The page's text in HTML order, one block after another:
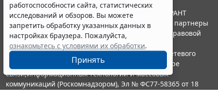
работоспособности сайта, статистических
исследований и обзоров. Вы можете
запретить обработку указанных данных в
настройках браузера. Пожалуйста,
ознакомьтесь с условиями их обработки.
Принять
© ООО "НПП "ГАРАНТ-СЕРВИС", 2026. Система ГАРАНТ
выпускается с 1990 года. Компания "Гарант" и ее партнеры
являются участниками Российской ассоциации правовой
информации ГАРАНТ.
Портал ГАРАНТ.РУ зарегистрирован в качестве сетевого
издания Федеральной службой по надзору в сфере
связи,информационных технологий и массовых
коммуникаций (Роскомнадзором), Эл № ФС77-58365 от 18